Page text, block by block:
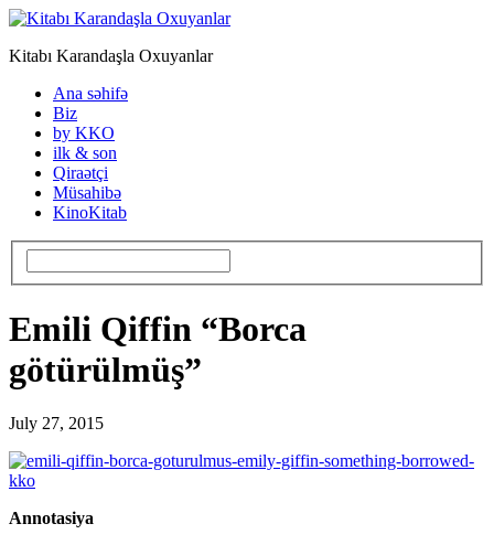
Kitabı Karandaşla Oxuyanlar
Ana səhifə
Biz
by KKO
ilk & son
Qiraətçi
Müsahibə
KinoKitab
Emili Qiffin “Borca
götürülmüş”
July 27, 2015
Annotasiya